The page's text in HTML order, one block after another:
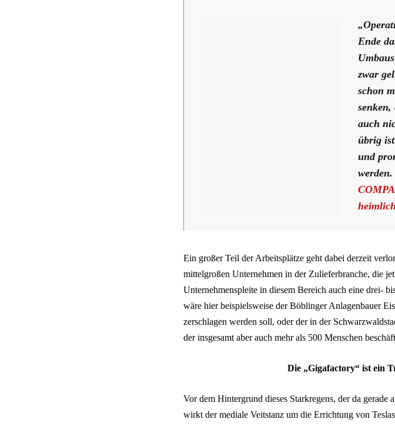
Ende
zwar
schon
senken,
auch
übrig
und
werden.
Ein großer Teil der Arbeitsplätze geht dabei derzeit
mittelgroßen Unternehmen in der Zulieferbranche, die
Unternehmenspleite in diesem Bereich auch eine drei-
wäre hier beispielsweise der Böblinger Anlagenbauer
zerschlagen werden soll, oder der in der
der insgesamt aber auch mehr als 500 Menschen
Die „Gigafactory“ ist ein
Vor dem Hintergrund dieses Starkregens, der da gerade
wirkt der mediale Veitstanz um die Errichtung von Teslas